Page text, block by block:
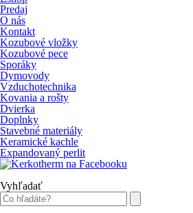
Predaj
O nás
Kontakt
Kozubové vložky
Kozubové pece
Sporáky
Dymovody
Vzduchotechnika
Kovania a rošty
Dvierka
Doplnky
Stavebné materiály
Keramické kachle
Expandovaný perlit
Vyhľadať